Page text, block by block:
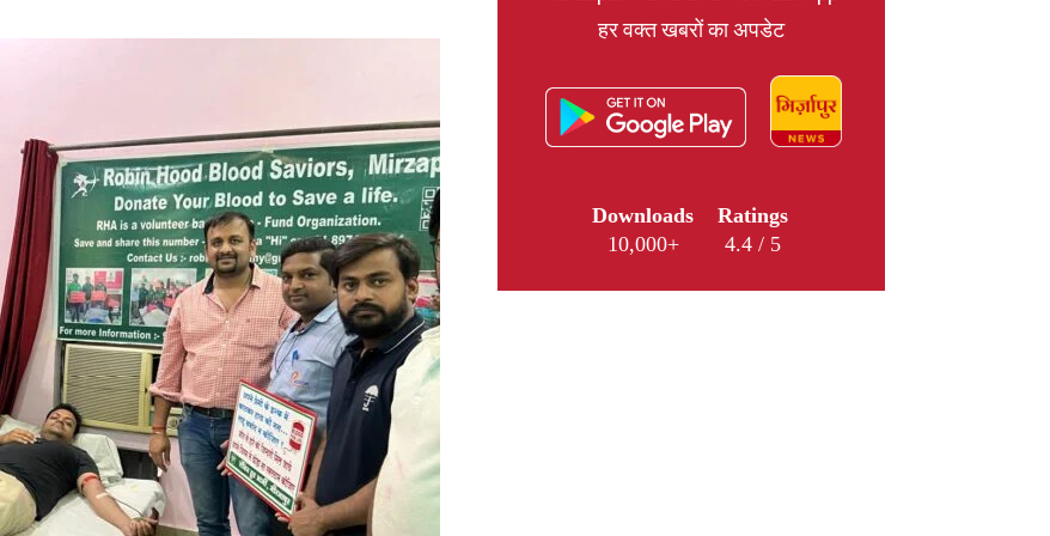
News,
Latest
News
हर वक्त खबरों का अपडेट
Downloads
10,000+
Ratings
4.4 / 5